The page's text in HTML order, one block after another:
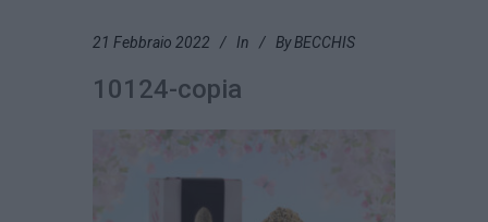
21 Febbraio 2022 In By BECCHIS
10124-copia